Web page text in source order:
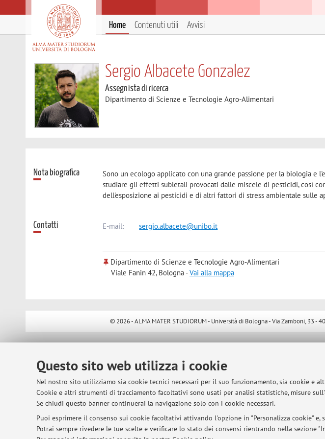
Questo sito web utilizza i cookie
Nel nostro sito utilizziamo sia cookie tecnici necessari per il suo funzionamento, sia cookie
Cookie e altri strumenti di tracciamento facoltativi sono usati per analisi statistiche, misure
Se chiudi questo banner continuerai la navigazione solo con i cookie necessari.
Puoi esprimere il consenso sui cookie facoltativi attivando l'opzione in "Personalizza cookie"
Potrai sempre rivedere le tue scelte e verificare lo stato dei consensi rientrando nella sezione
Home Contenuti utili Avvisi
Sergio Albacete Gonzalez
Assegnista di ricerca
Dipartimento di Scienze e Tecnologie Agro-Alimentari
Nota biografica
Sono un ecologo applicato con una grande passione per la biologia e
studiare gli effetti subletali provocati dalle miscele di pesticidi, così
dell'esposizione ai pesticidi e di altri fattori di stress ambientale sulle
Contatti E-mail: sergio.albacete@unibo.it
Dipartimento di Scienze e Tecnologie Agro-Alimentari
Viale Fanin 42, Bologna -Vai alla mappa
© 2026 - ALMA MATER STUDIORUM - Università di Bologna - Via Zamboni, 33 -